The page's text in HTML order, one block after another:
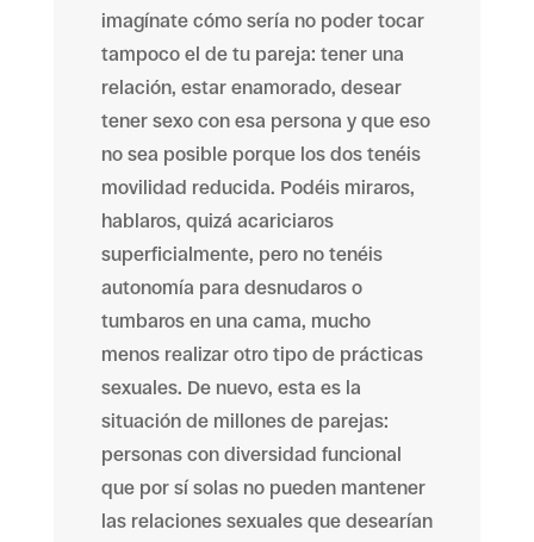
imagínate cómo sería no poder tocar
tampoco el de tu pareja: tener una
relación, estar enamorado, desear
tener sexo con esa persona y que eso
no sea posible porque los dos tenéis
movilidad reducida. Podéis miraros,
hablaros, quizá acariciaros
superficialmente, pero no tenéis
autonomía para desnudaros o
tumbaros en una cama, mucho
menos realizar otro tipo de prácticas
sexuales. De nuevo, esta es la
situación de millones de parejas:
personas con diversidad funcional
que por sí solas no pueden mantener
las relaciones sexuales que desearían